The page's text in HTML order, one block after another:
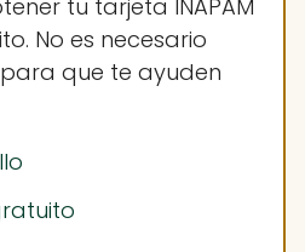
tu tarjeta INAPAM
No es necesario
que te ayuden